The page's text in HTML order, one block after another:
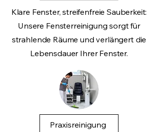
Klare Fenster, streifenfreie Sauberkeit:
Unsere Fensterreinigung sorgt für
strahlende Räume und verlängert die
Lebensdauer Ihrer Fenster.
Praxisreinigung